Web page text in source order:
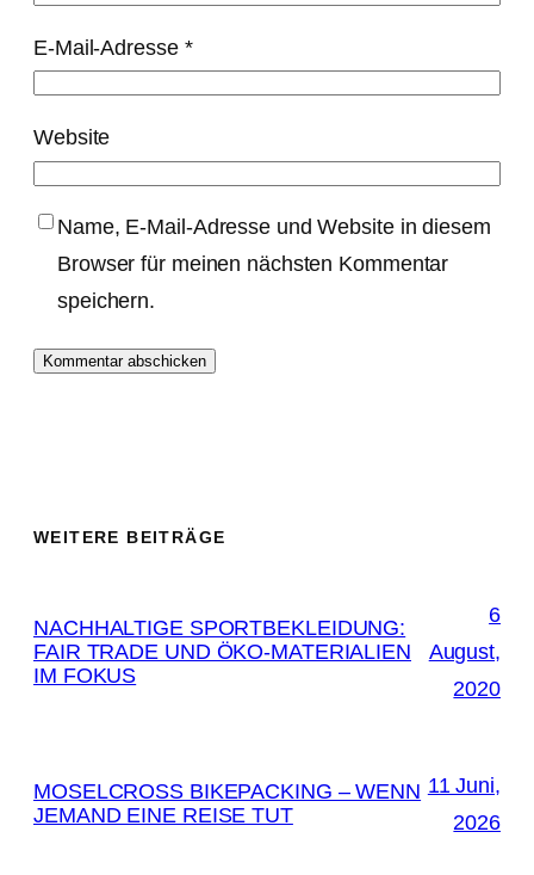
E-Mail-Adresse *
Website
Name, E-Mail-Adresse und Website in diesem
Browser für meinen nächsten Kommentar
speichern.
WEITERE BEITRÄGE
NACHHALTIGE SPORTBEKLEIDUNG:
FAIR TRADE UND ÖKO-MATERIALIEN
IM FOKUS
6
August,
2020
MOSELCROSS BIKEPACKING – WENN
JEMAND EINE REISE TUT
11 Juni,
2026